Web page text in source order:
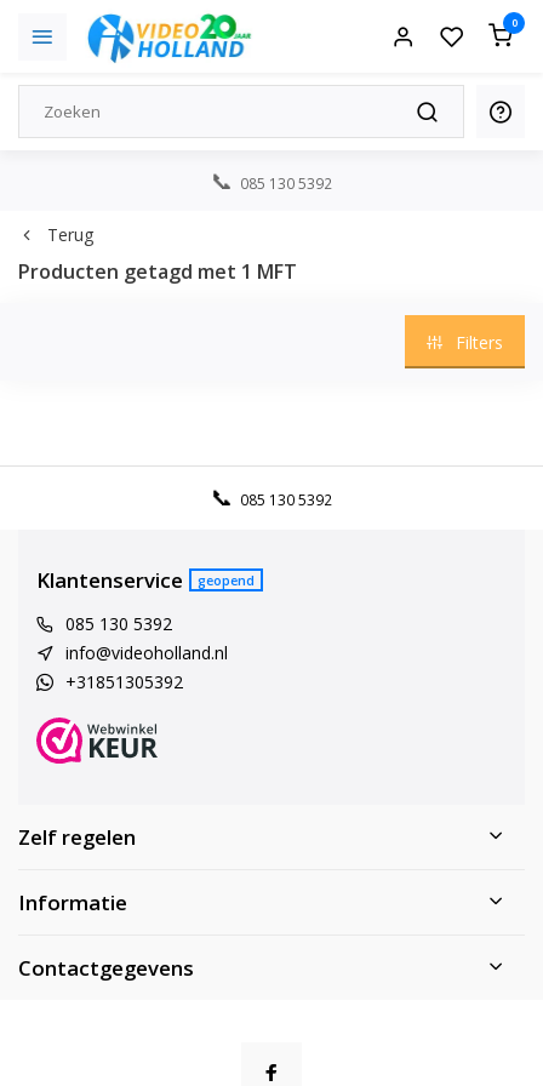
0
085 130 5392
Terug
Producten getagd met 1 MFT
Filters
085 130 5392
Klantenservice geopend
085 130 5392
info@videoholland.nl
+31851305392
Zelf regelen
Informatie
Contactgegevens